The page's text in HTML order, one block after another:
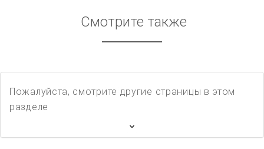
Смотрите также
Пожалуйста, смотрите другие страницы в этом
разделе